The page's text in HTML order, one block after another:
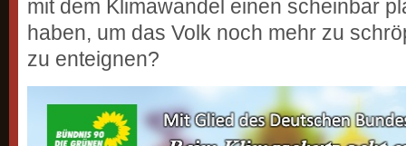
mit dem Klimawandel einen scheinbar
haben, um das Volk noch mehr zu
zu enteignen?